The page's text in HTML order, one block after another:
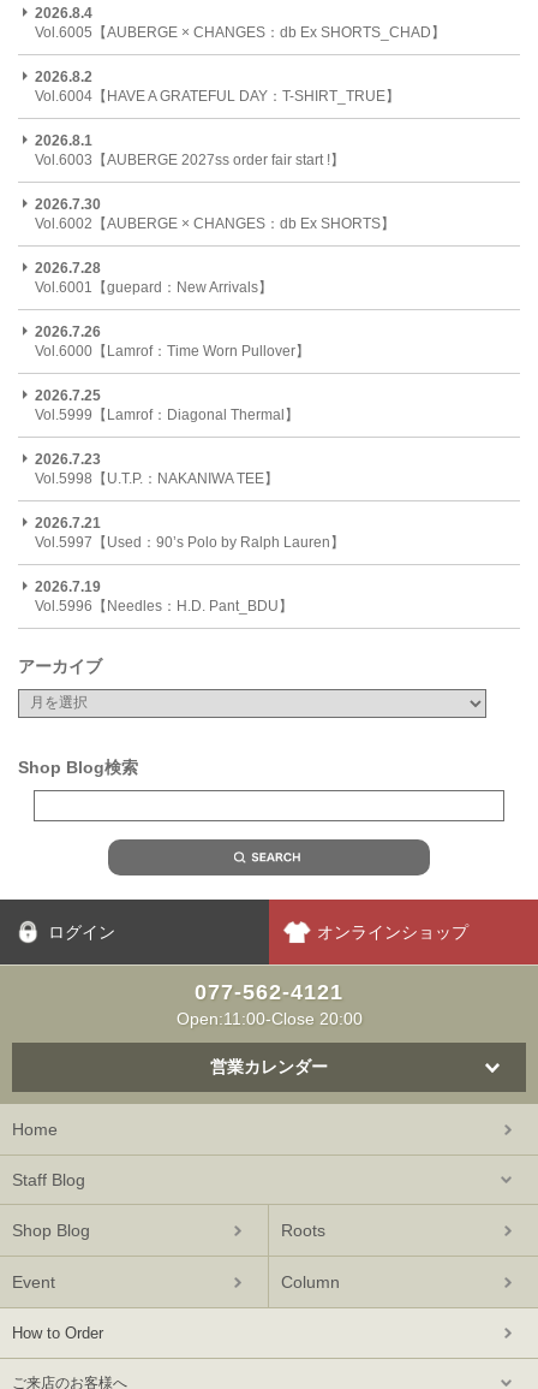
2026.8.4
Vol.6005【AUBERGE × CHANGES：db Ex SHORTS_CHAD】
2026.8.2
Vol.6004【HAVE A GRATEFUL DAY：T-SHIRT_TRUE】
2026.8.1
Vol.6003【AUBERGE 2027ss order fair start !】
2026.7.30
Vol.6002【AUBERGE × CHANGES：db Ex SHORTS】
2026.7.28
Vol.6001【guepard：New Arrivals】
2026.7.26
Vol.6000【Lamrof：Time Worn Pullover】
2026.7.25
Vol.5999【Lamrof：Diagonal Thermal】
2026.7.23
Vol.5998【U.T.P.：NAKANIWA TEE】
2026.7.21
Vol.5997【Used：90’s Polo by Ralph Lauren】
2026.7.19
Vol.5996【Needles：H.D. Pant_BDU】
アーカイブ
Shop Blog検索
ログイン オンラインショップ
077-562-4121
Open:11:00-Close 20:00
営業カレンダー
Home
Staff Blog
Shop Blog Roots
Event Column
How to Order
ご来店のお客様へ